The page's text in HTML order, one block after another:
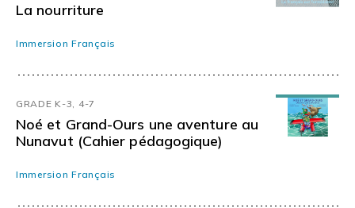
La nourriture
Immersion Français
GRADE K-3, 4-7
Noé et Grand-Ours une aventure au
Nunavut (Cahier pédagogique)
Immersion Français